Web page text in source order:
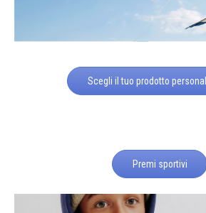
Scegli il tuo prodotto
Premi sportivi